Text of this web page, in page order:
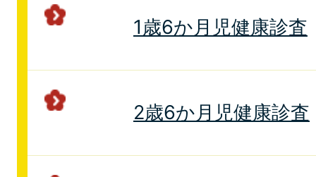
1歳6か月児健康診査
2歳6か月児健康診査